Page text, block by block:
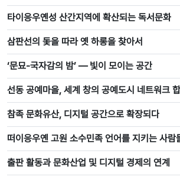
타이응우옌성 산간지역에 확산되는 독서문화
삼판선의 돛을 따라 옛 하롱을 찾아서
‘문묘-국자감의 밤’ ― 빛이 모이는 공간
선동 공예마을, 세계 창의 공예도시 네트워크
참족 문화유산, 디지털 공간으로 확장되다
떠이응우옌 고원 소수민족 언어를 지키는 사람
출판 활동과 문화산업 및 디지털 경제의 연계